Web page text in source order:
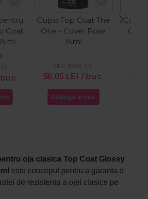
Coat
Cupio Top Coat The
One - Cover Rose
15ml
56,05 LEI / buc
PRP: 59,00 LEI
Adauga in cos
Cupio
One
oja clasica Top Coat Glossy
este conceput pentru a garanta o
de rezistenta a ojei clasice pe